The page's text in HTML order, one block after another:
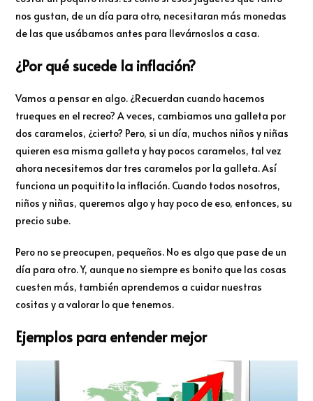
nos gustan, de un día para otro, necesitaran más monedas
de las que usábamos antes para llevárnoslos a casa.
¿Por qué sucede la inflación?
Vamos a pensar en algo. ¿Recuerdan cuando hacemos
trueques en el recreo? A veces, cambiamos una galleta por
dos caramelos, ¿cierto? Pero, si un día, muchos niños y niñas
quieren esa misma galleta y hay pocos caramelos, tal vez
ahora necesitemos dar tres caramelos por la galleta. Así
funciona un poquitito la inflación. Cuando todos nosotros,
niños y niñas, queremos algo y hay poco de eso, entonces, su
precio sube.
Pero no se preocupen, pequeños. No es algo que pase de un
día para otro. Y, aunque no siempre es bonito que las cosas
cuesten más, también aprendemos a cuidar nuestras
cositas y a valorar lo que tenemos.
Ejemplos para entender mejor